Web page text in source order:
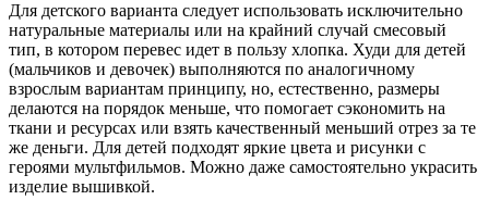
Для детского варианта следует использовать исключительно
натуральные материалы или на крайний случай смесовый
тип, в котором перевес идет в пользу хлопка. Худи для детей
(мальчиков и девочек) выполняются по аналогичному
взрослым вариантам принципу, но, естественно, размеры
делаются на порядок меньше, что помогает сэкономить на
ткани и ресурсах или взять качественный меньший отрез за те
же деньги. Для детей подходят яркие цвета и рисунки с
героями мультфильмов. Можно даже самостоятельно украсить
изделие вышивкой.